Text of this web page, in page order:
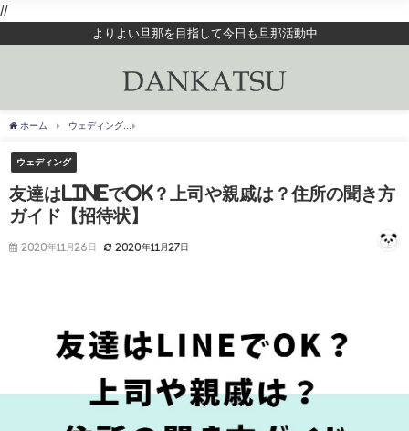
//
よりよい旦那を目指して今日も旦那活動中
ホーム ウェディング
ウェディング
友達はLINEでOK？上司や親戚は？住所の聞き方
ガイド【招待状】
2020年11月26日 2020年11月27日